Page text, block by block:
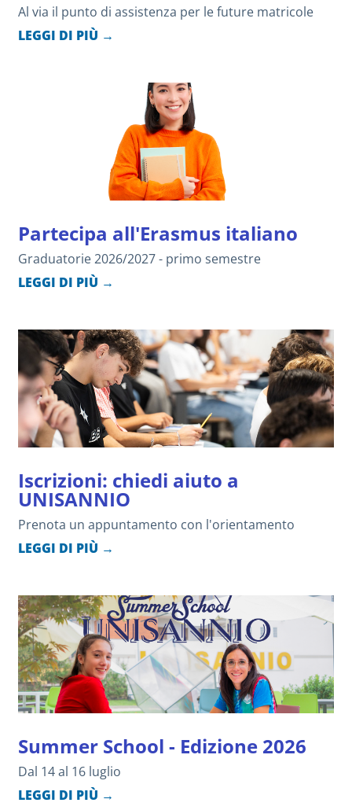
Al via il punto di assistenza per le future matricole
LEGGI DI PIÙ →
Partecipa all'Erasmus italiano
Graduatorie 2026/2027 - primo semestre
LEGGI DI PIÙ →
Iscrizioni: chiedi aiuto a
UNISANNIO
Prenota un appuntamento con l'orientamento
LEGGI DI PIÙ →
Summer School - Edizione 2026
Dal 14 al 16 luglio
LEGGI DI PIÙ →